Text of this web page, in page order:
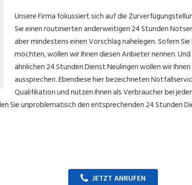
Unsere Firma fokussiert sich auf die
Sie einen routinierten anderweitigen 24 Stunden
aber mindestens einen Vorschlag nahelegen. Sofern
möchten, wollen wir Ihnen diesen Anbieter nennen.
ähnlichen 24 Stunden Dienst Neulingen wollen wir
aussprechen. Ebendiese hier bezeichneten
Qualifikation und nützen Ihnen als Verbraucher bei
Sie unproblematisch den entsprechenden 24 Stunden
JETZT ANRUFEN